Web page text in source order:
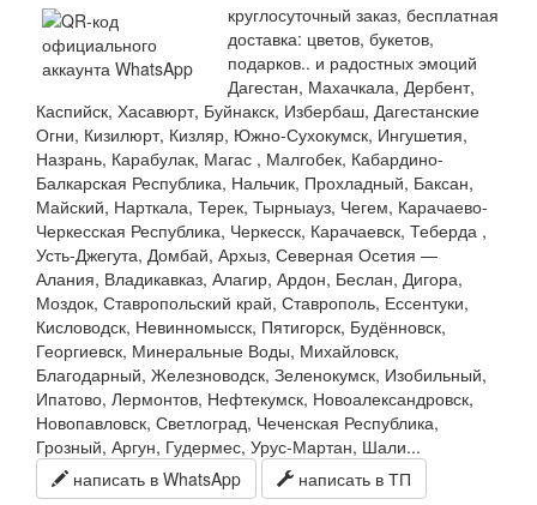
круглосуточный заказ, бесплатная
доставка: цветов, букетов,
подарков.. и радостных эмоций
Дагестан, Махачкала, Дербент,
Каспийск, Хасавюрт, Буйнакск, Избербаш, Дагестанские
Огни, Кизилюрт, Кизляр, Южно-Сухокумск, Ингушетия,
Назрань, Карабулак, Магас , Малгобек, Кабардино-
Балкарская Республика, Нальчик, Прохладный, Баксан,
Майский, Нарткала, Терек, Тырныауз, Чегем, Карачаево-
Черкесская Республика, Черкесск, Карачаевск, Теберда ,
Усть-Джегута, Домбай, Архыз, Северная Осетия —
Алания, Владикавказ, Алагир, Ардон, Беслан, Дигора,
Моздок, Ставропольский край, Ставрополь, Ессентуки,
Кисловодск, Невинномысск, Пятигорск, Будённовск,
Георгиевск, Минеральные Воды, Михайловск,
Благодарный, Железноводск, Зеленокумск, Изобильный,
Ипатово, Лермонтов, Нефтекумск, Новоалександровск,
Новопавловск, Светлоград, Чеченская Республика,
Грозный, Аргун, Гудермес, Урус-Мартан, Шали...
написать в WhatsApp
написать в ТП